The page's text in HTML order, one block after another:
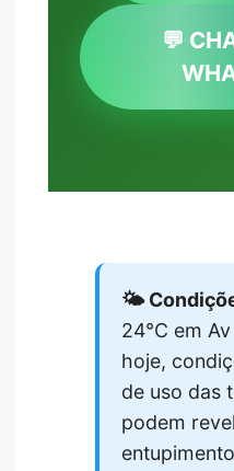
💬
🌤️
24°C em
hoje,
de uso das
podem